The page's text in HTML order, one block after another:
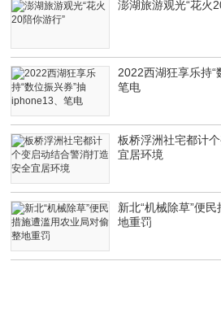
澎湖旅游观光“花火
2022西湖狂享乐持“
笔电
板桥浮洲社宅都计
宜居环境
新北“机械除草”便
地重罚